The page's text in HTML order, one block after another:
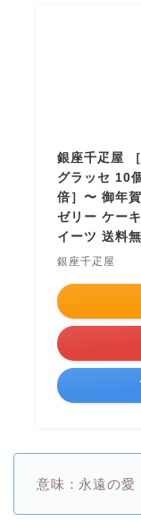
銀座千疋屋
グラッセ 10
倍］〜 御年
ゼリー ケー
イーツ 送料
銀座千疋屋
意味：永遠の愛